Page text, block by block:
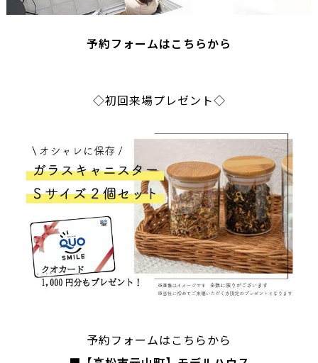
予約フォームはこちらから
◇初回来場プレゼント◇
予約フォームはこちらから